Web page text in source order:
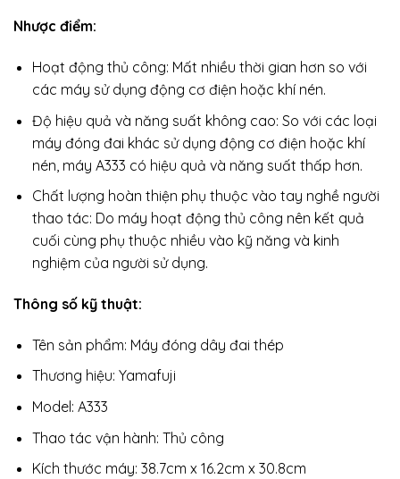
Nhược điểm:
Hoạt động thủ công: Mất nhiều thời gian hơn so với
các máy sử dụng động cơ điện hoặc khí nén.
Độ hiệu quả và năng suất không cao: So với các loại
máy đóng đai khác sử dụng động cơ điện hoặc khí
nén, máy A333 có hiệu quả và năng suất thấp hơn.
Chất lượng hoàn thiện phụ thuộc vào tay nghề người
thao tác: Do máy hoạt động thủ công nên kết quả
cuối cùng phụ thuộc nhiều vào kỹ năng và kinh
nghiệm của người sử dụng.
Thông số kỹ thuật:
Tên sản phẩm: Máy đóng dây đai thép
Thương hiệu: Yamafuji
Model: A333
Thao tác vận hành: Thủ công
Kích thước máy: 38.7cm x 16.2cm x 30.8cm